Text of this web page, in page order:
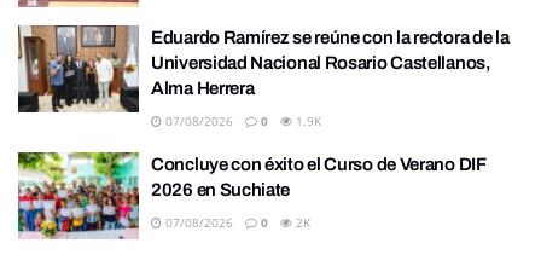
Eduardo Ramírez se reúne con la rectora de la
Universidad Nacional Rosario Castellanos,
Alma Herrera
07/08/2026 0 1.9K
Concluye con éxito el Curso de Verano DIF
2026 en Suchiate
07/08/2026 0 2K